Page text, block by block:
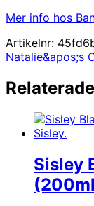
Mer info hos
Artikelnr:
Natalie&apos;s
Sisley